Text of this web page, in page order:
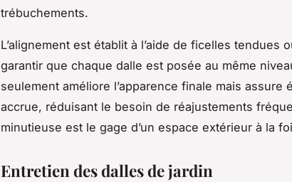
trébuchements.
L’alignement est établit à l’aide de ficelles tendues
garantir que chaque dalle est posée au même
seulement améliore l’apparence finale mais assure
accrue, réduisant le besoin de réajustements
minutieuse est le gage d’un espace extérieur à la
Entretien des dalles de jardin